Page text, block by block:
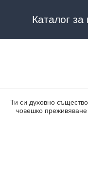
Каталог за
Ти си духовно
човешко преживяване